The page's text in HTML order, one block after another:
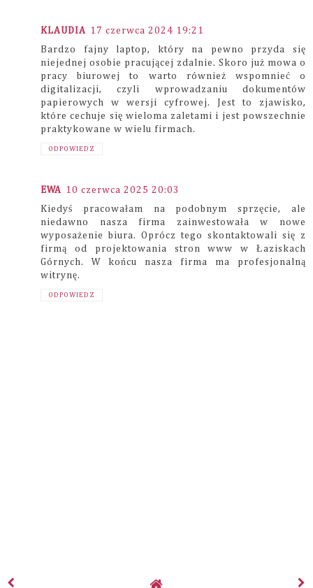
KLAUDIA 17 czerwca 2024 19:21
Bardzo fajny laptop, który na pewno przyda się
niejednej osobie pracującej zdalnie. Skoro już mowa o
pracy biurowej to warto również wspomnieć o
digitalizacji, czyli wprowadzaniu dokumentów
papierowych w wersji cyfrowej. Jest to zjawisko,
które cechuje się wieloma zaletami i jest powszechnie
praktykowane w wielu firmach.
ODPOWIEDZ
EWA 10 czerwca 2025 20:03
Kiedyś pracowałam na podobnym sprzęcie, ale
niedawno nasza firma zainwestowała w nowe
wyposażenie biura. Oprócz tego skontaktowali się z
firmą od projektowania stron www w Łaziskach
Górnych. W końcu nasza firma ma profesjonalną
witrynę.
ODPOWIEDZ